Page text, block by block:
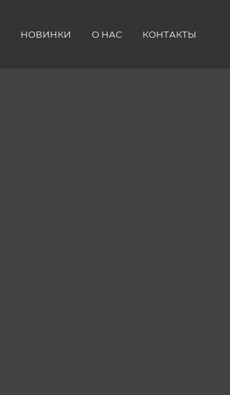
НОВИНКИ О НАС КОНТАКТЫ